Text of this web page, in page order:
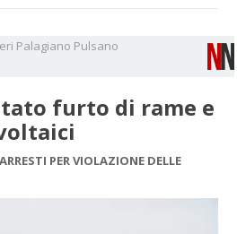
Palagiano Pulsano
furto di rame e
PER VIOLAZIONE DELLE